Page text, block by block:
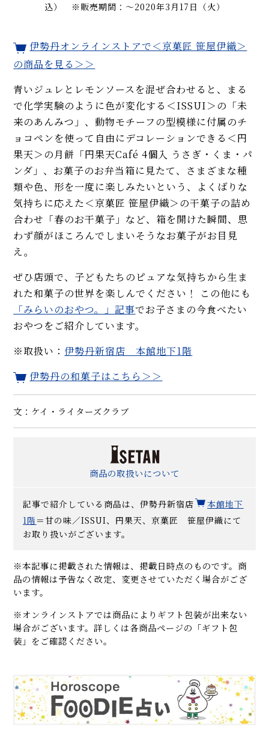
込） ※販売期間：〜2020年3月17日（火）
伊勢丹オンラインストアで＜京菓匠 笹屋伊織＞
の商品を見る＞＞
青いジュレとレモンソースを混ぜ合わせると、まる
で化学実験のように色が変化する＜ISSUI＞の「未
来のあんみつ」、動物モチーフの型模様に付属のチ
ョコペンを使って自由にデコレーションできる＜円
果天＞の月餅「円果天Café 4個入 うさぎ・くま・パ
ンダ」、お菓子のお弁当箱に見たて、さまざまな種
類や色、形を一度に楽しみたいという、よくばりな
気持ちに応えた＜京菓匠 笹屋伊織＞の干菓子の詰め
合わせ「春のお干菓子」など、箱を開けた瞬間、思
わず顔がほころんでしまいそうなお菓子がお目見
え。
ぜひ店頭で、子どもたちのピュアな気持ちから生ま
れた和菓子の世界を楽しんでください！ この他にも
「みらいのおやつ。」記事でお子さまの今食べたい
おやつをご紹介しています。
※取扱い： 伊勢丹新宿店 本館地下1階
伊勢丹の和菓子はこちら＞＞
文：ケイ・ライターズクラブ
商品の取扱いについて
記事で紹介している商品は、伊勢丹新宿店
本館地下
1 階 ＝甘の味／ISSUI、円果天、京菓匠 笹屋伊織にて
お取り扱いがございます。
※本記事に掲載された情報は、掲載日時点のものです。商
品の情報は予告なく改定、変更させていただく場合がござ
います。
※オンラインストアでは商品によりギフト包装が出来ない
場合がございます。詳しくは各商品ページの「ギフト包
装」をご確認ください。